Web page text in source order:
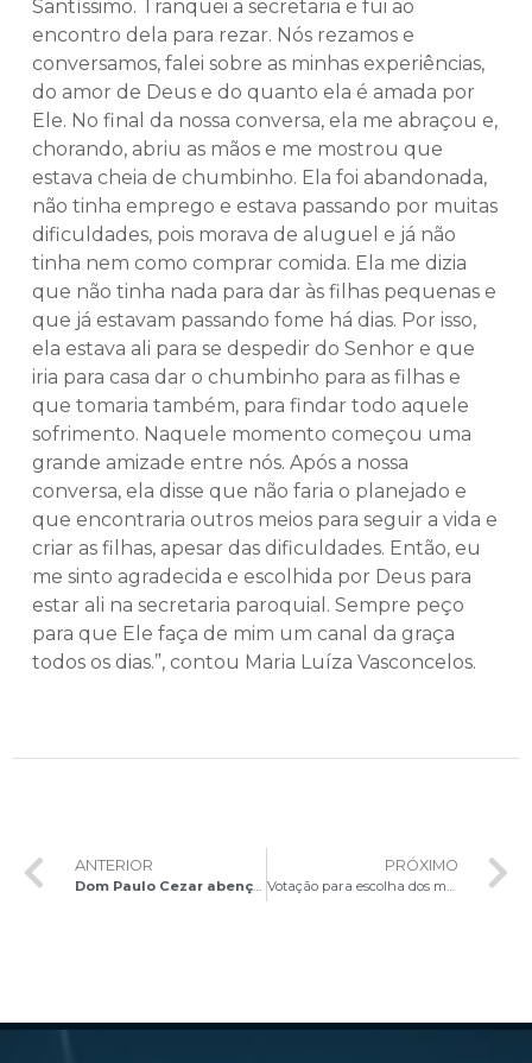
Santíssimo. Tranquei a secretaria e fui ao
encontro dela para rezar. Nós rezamos e
conversamos, falei sobre as minhas experiências,
do amor de Deus e do quanto ela é amada por
Ele. No final da nossa conversa, ela me abraçou e,
chorando, abriu as mãos e me mostrou que
estava cheia de chumbinho. Ela foi abandonada,
não tinha emprego e estava passando por muitas
dificuldades, pois morava de aluguel e já não
tinha nem como comprar comida. Ela me dizia
que não tinha nada para dar às filhas pequenas e
que já estavam passando fome há dias. Por isso,
ela estava ali para se despedir do Senhor e que
iria para casa dar o chumbinho para as filhas e
que tomaria também, para findar todo aquele
sofrimento. Naquele momento começou uma
grande amizade entre nós. Após a nossa
conversa, ela disse que não faria o planejado e
que encontraria outros meios para seguir a vida e
criar as filhas, apesar das dificuldades. Então, eu
me sinto agradecida e escolhida por Deus para
estar ali na secretaria paroquial. Sempre peço
para que Ele faça de mim um canal da graça
todos os dias.”, contou Maria Luíza Vasconcelos.
ANTERIOR
Dom Paulo Cezar abençoa novos estúdios de Comunicação da Arquidiocese
PRÓXIMO
Votação para escolha dos membros do Conselho Tutelar do Distrito Federal